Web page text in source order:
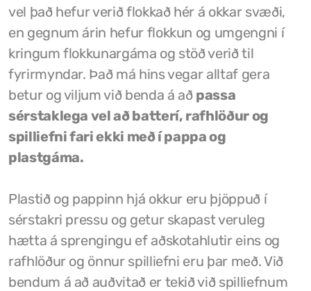
vel það hefur verið flokkað hér á okkar svæði,
en gegnum árin hefur flokkun og umgengni í
kringum flokkunargáma og stöð verið til
fyrirmyndar. Það má hins vegar alltaf gera
betur og viljum við benda á að passa
sérstaklega vel að batterí, rafhlöður og
spilliefni fari ekki með í pappa og
plastgáma.
Plastið og pappinn hjá okkur eru þjöppuð í
sérstakri pressu og getur skapast veruleg
hætta á sprengingu ef aðskotahlutir eins og
rafhlöður og önnur spilliefni eru þar með. Við
bendum á að auðvitað er tekið við spilliefnum
Grunnskóli Drangsness
Frístundastyrkur
Félagsmiðstöðin Ozon
Siglingar út í Grímsey
Kotbýli Kuklarans/Galdrasýning
Gönguleiðir í Kaldrananeshreppi
Hafnir í Kaldrananeshreppi